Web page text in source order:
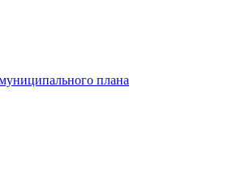
плана